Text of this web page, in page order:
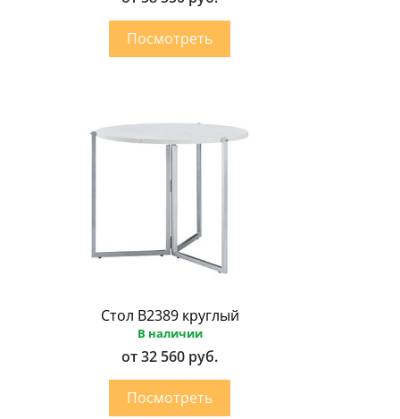
Стол B2389 круглый
В наличии
от 32 560 руб.